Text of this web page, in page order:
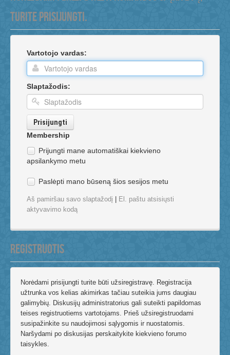
Komanda
TURITE PRISIJUNGTI.
Vartotojo vardas:
Slaptažodis:
Prisijungti
Membership
Prijungti mane automatiškai kiekvieno
apsilankymo metu
Paslėpti mano būseną šios sesijos metu
Aš pamiršau savo slaptažodį
El. paštu atsisiųsti
aktyvavimo kodą
REGISTRUOTIS
Norėdami prisijungti turite būti užsiregistravę. Registracija
užtrunka vos kelias akimirkas tačiau suteikia jums daugiau
galimybių. Diskusijų administratorius gali suteikti papildomas
teises registruotiems vartotojams. Prieš užsiregistruodami
susipažinkite su naudojimosi sąlygomis ir nuostatomis.
Naršydami po diskusijas perskaitykite kiekvieno forumo
taisykles.